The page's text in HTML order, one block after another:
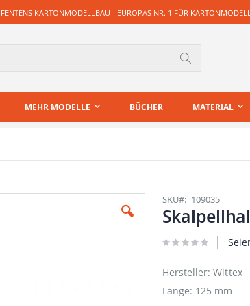
KARTONMODELLBAU - EUROPAS NR. 1 FÜR
MEHR MODELLE BÜCHER MATERIAL
SKU 109035
Hersteller: Wittex
Länge: 125 mm